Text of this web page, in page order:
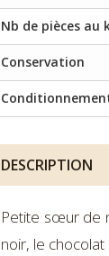
Nb de pièces au
Conservation
DESCRIPTION
Petite sœur de
noir, le chocolat